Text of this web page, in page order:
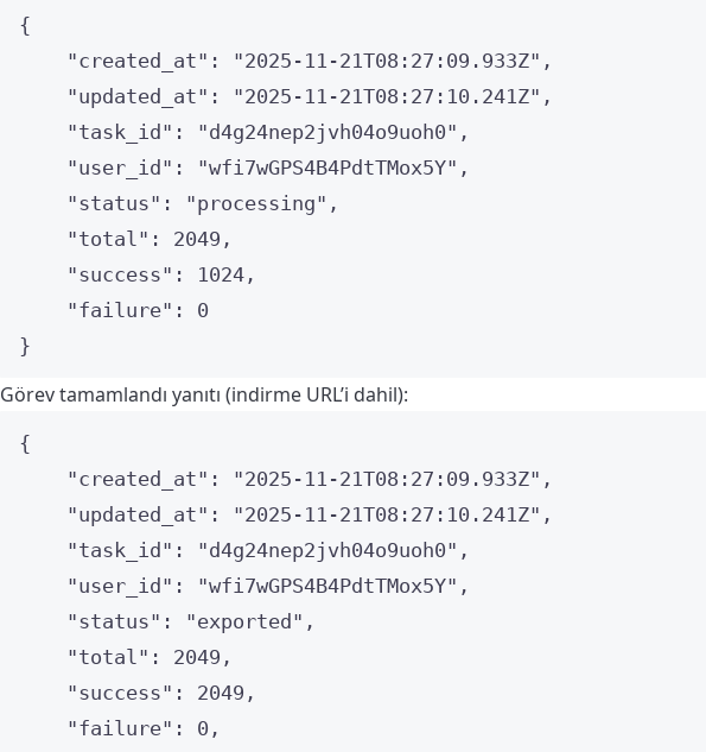
{
"created_at" : "2025-11-21T08:27:09.933Z" ,
"updated_at" : "2025-11-21T08:27:10.241Z" ,
"task_id" : "d4g24nep2jvh04o9uoh0" ,
"user_id" : "wfi7wGPS4B4PdtTMox5Y" ,
"status" : "processing" ,
"total" : 2049 ,
"success" : 1024 ,
"failure" : 0
}
Görev tamamlandı yanıtı (indirme URL’i dahil):
{
"created_at" : "2025-11-21T08:27:09.933Z" ,
"updated_at" : "2025-11-21T08:27:10.241Z" ,
"task_id" : "d4g24nep2jvh04o9uoh0" ,
"user_id" : "wfi7wGPS4B4PdtTMox5Y" ,
"status" : "exported " ,
"total" : 2049 ,
"success" : 2049 ,
"failure" : 0 ,